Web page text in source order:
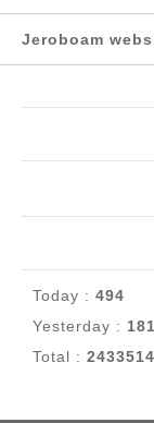
Jeroboam
Today : 494
Yesterday :
Total : 2433514